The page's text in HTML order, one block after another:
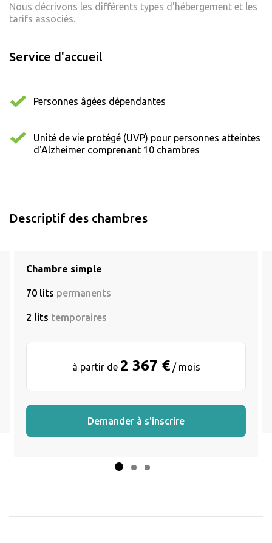
Nous décrivons les différents types d'hébergement et les
tarifs associés.
Service d'accueil
Personnes âgées dépendantes
Unité de vie protégé (UVP) pour personnes atteintes
d'Alzheimer comprenant 10 chambres
Descriptif des chambres
Chambre simple
70 lits permanents
2 lits temporaires
à partir de 2 367 €/ mois
Demander à s'inscrire